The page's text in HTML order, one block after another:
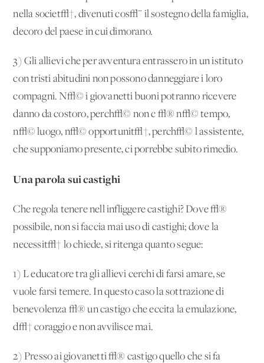
nella societ√†, divenuti cos√¨ il sostegno della famiglia,
decoro del paese in cui dimorano.
3) Gli allievi che per avventura entrassero in un istituto
con tristi abitudini non possono danneggiare i loro
compagni. N√© i giovanetti buoni potranno ricevere
danno da costoro, perch√© non c'√® n√© tempo,
n√© luogo, n√© opportunit√†, perch√© l'assistente,
che supponiamo presente, ci porrebbe subito rimedio.
Una parola sui castighi
Che regola tenere nell'infliggere castighi? Dove √®
possibile, non si faccia mai uso di castighi; dove la
necessit√† lo chiede, si ritenga quanto segue:
1) L'educatore tra gli allievi cerchi di farsi amare, se
vuole farsi temere. In questo caso la sottrazione di
benevolenza √® un castigo che eccita la emulazione,
d√† coraggio e non avvilisce mai.
2) Presso ai giovanetti √® castigo quello che si fa